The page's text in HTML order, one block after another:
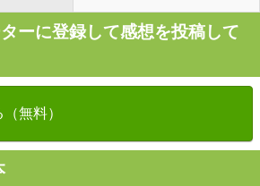
ーに登録して感想を投稿して
無料）